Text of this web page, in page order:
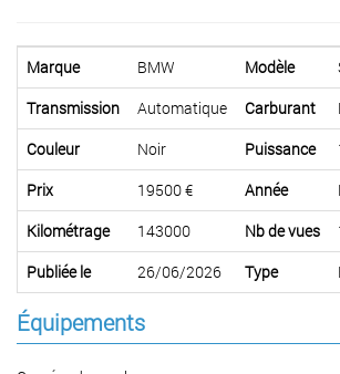
Marque BMW Modèle
Transmission
Automatique Carburant
Couleur
Noir Puissance
Prix
19500 € Année
Kilométrage
143000 Nb de vues
Publiée le
26/06/2026 Type
Équipements